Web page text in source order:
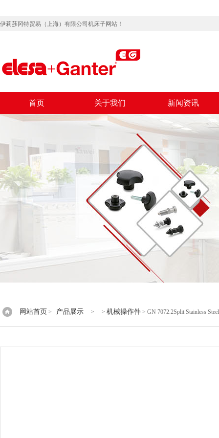
伊莉莎冈特贸易（上海）有限公司机床子网站！
首页 关于我们 新闻资讯
网站首页 > 产品展示 > > 机械操作件 > GN 7072.2Split Stainless